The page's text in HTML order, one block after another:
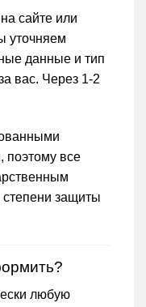
сайте или
уточняем
данные и тип
вас. Через 1-2
поэтому все
степени защиты
любую